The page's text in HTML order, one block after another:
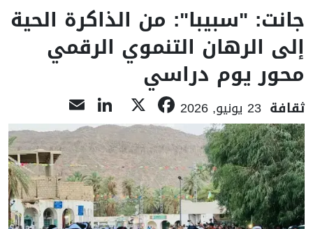
جانت: "سبيبا": من الذاكرة الحية
إلى الرهان التنموي الرقمي
محور يوم دراسي
ثقافة 23 يونيو, 2026 Facebook
LinkedIn